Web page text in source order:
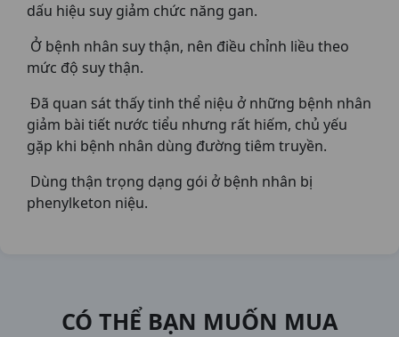
dấu hiệu suy giảm chức năng gan.
Ở bệnh nhân suy thận, nên điều chỉnh liều theo
mức độ suy thận.
Đã quan sát thấy tinh thể niệu ở những bệnh nhân
giảm bài tiết nước tiểu nhưng rất hiếm, chủ yếu
gặp khi bệnh nhân dùng đường tiêm truyền.
Dùng thận trọng dạng gói ở bệnh nhân bị
phenylketon niệu.
CÓ THỂ BẠN MUỐN MUA